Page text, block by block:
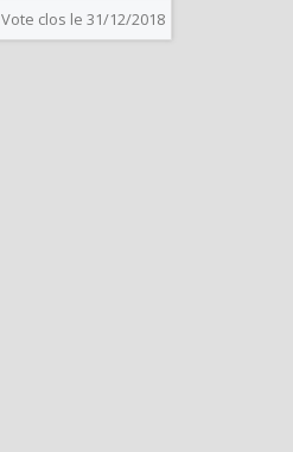
Vote clos le 31/12/2018